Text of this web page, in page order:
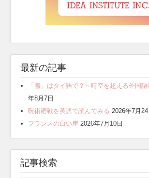
最新の記事
「雪」はタイ語で？～時空を超える外国語
年8月7日
呪術廻戦を英語で読んでみる 2026年7月24
フランスの白い崖 2026年7月10日
記事検索